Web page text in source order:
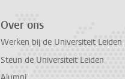
Over ons
Werken bij de Universiteit Leiden
Steun de Universiteit Leiden